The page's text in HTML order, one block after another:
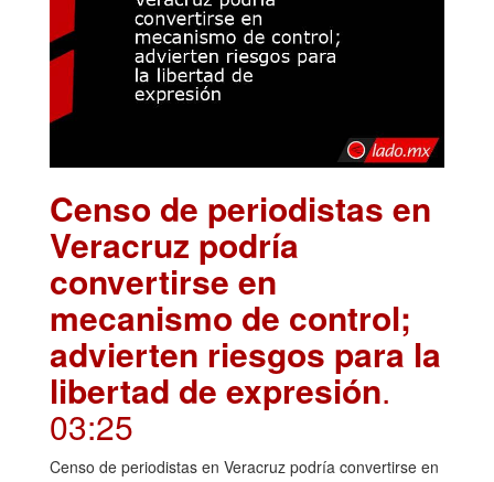
Censo de periodistas en
Veracruz podría
convertirse en
mecanismo de control;
advierten riesgos para la
libertad de expresión.
03:25
Censo de periodistas en Veracruz podría convertirse en